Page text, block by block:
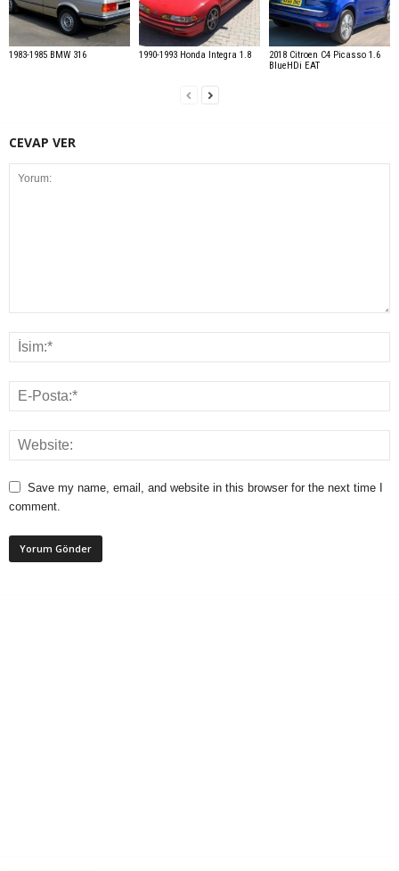
1983-1985 BMW 316 1990-1993 Honda Integra 1.8
2018 Citroen C4 Picasso 1.6
BlueHDi EAT
CEVAP VER
Save my name, email, and website in this browser for the next time I
comment.